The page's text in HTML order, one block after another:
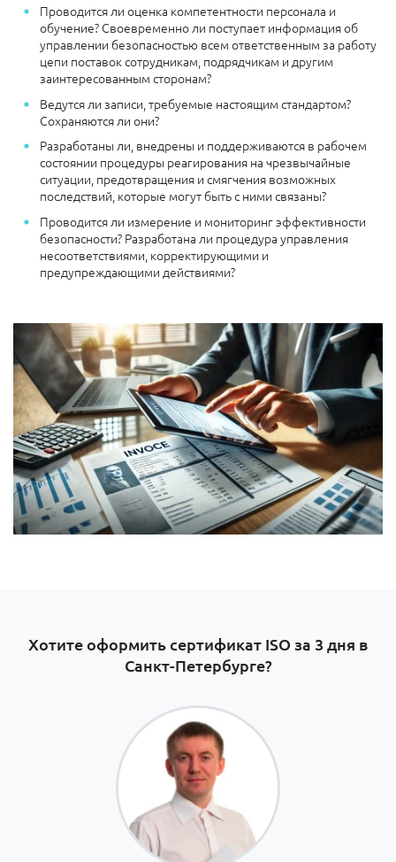
Проводится ли оценка компетентности персонала и
обучение? Своевременно ли поступает информация об
управлении безопасностью всем ответственным за работу
цепи поставок сотрудникам, подрядчикам и другим
заинтересованным сторонам?
Ведутся ли записи, требуемые настоящим стандартом?
Сохраняются ли они?
Разработаны ли, внедрены и поддерживаются в рабочем
состоянии процедуры реагирования на чрезвычайные
ситуации, предотвращения и смягчения возможных
последствий, которые могут быть с ними связаны?
Проводится ли измерение и мониторинг эффективности
безопасности? Разработана ли процедура управления
несоответствиями, корректирующими и
предупреждающими действиями?
Хотите оформить сертификат ISO за 3 дня в
Санкт-Петербурге?